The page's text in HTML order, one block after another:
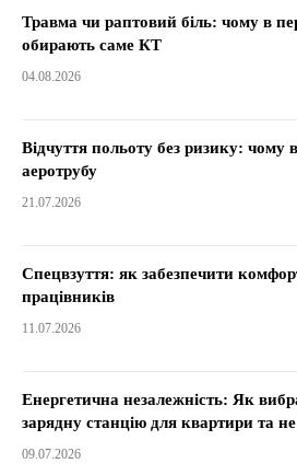
Травма чи раптовий біль: чому в
обирають саме КТ
04.08.2026
Відчуття польоту без ризику: чому
аеротрубу
21.07.2026
Спецвзуття: як забезпечити
працівників
11.07.2026
Енергетична незалежність: Як
зарядну станцію для квартири та
09.07.2026